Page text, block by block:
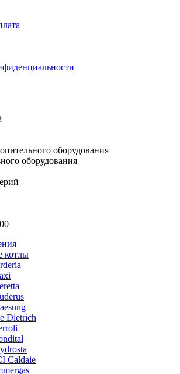
оборудования
оборудования
котлы
Dietrich
Caldaie